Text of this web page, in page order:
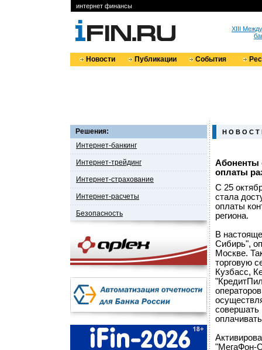
интернет финансы
XIII
Новости Публикации События
Решения:
Интернет-банкинг
Интернет-трейдинг
Интернет-страхование
Интернет-расчеты
Безопасность
Н О В О С Т
Абоненты
оплаты
C 25
стала
оплаты
региона.
В
Сибирь",
Москве.
торговую
Кузбасс,
совершать
"МегаФон-